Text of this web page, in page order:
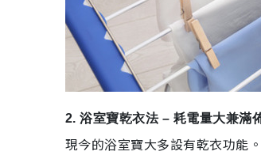
2. 浴室寶乾衣法 – 耗電量大兼滿
現今的浴室寶大多設有乾衣功能